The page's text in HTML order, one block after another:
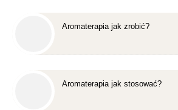
Aromaterapia jak zrobić?
Aromaterapia jak stosować?